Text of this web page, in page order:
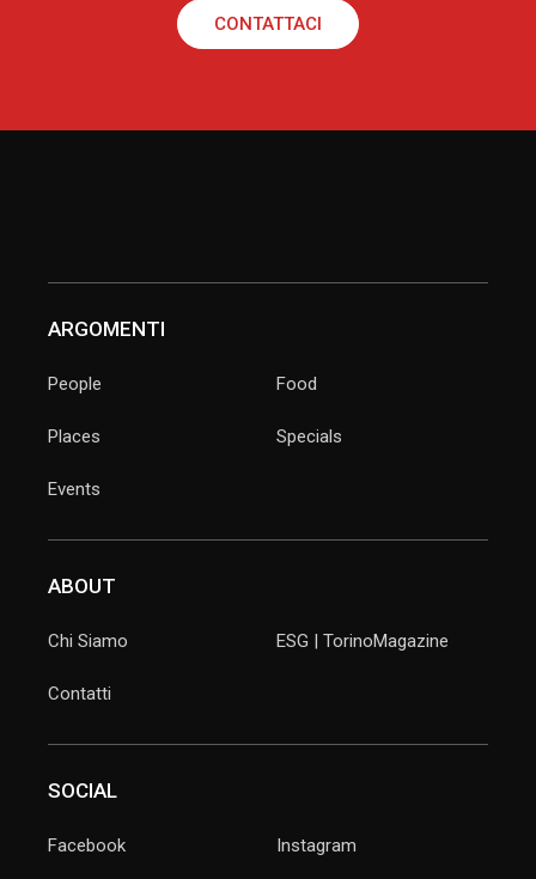
CONTATTACI
ARGOMENTI
People
Places
Events
Food
Specials
ABOUT
Chi Siamo
Contatti
ESG | TorinoMagazine
SOCIAL
Facebook Instagram